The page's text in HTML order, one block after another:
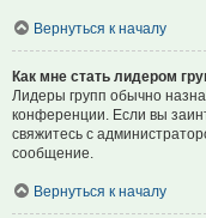
Вернуться к началу
Как мне стать лидером
Лидеры групп обычно
конференции. Если вы
свяжитесь с
сообщение.
Вернуться к началу